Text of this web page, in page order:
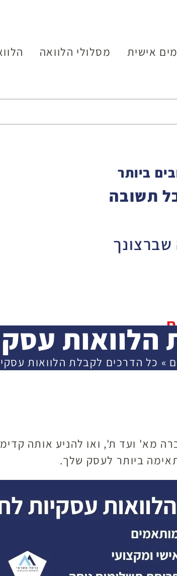
אישית מסלולי הלוואה
ביותר
תשובה
הלוואות
» כל הדרכים לקבלת הלוואות
מא' ועד ת', ואו להניע אותה
ביותר לעסק שלך.